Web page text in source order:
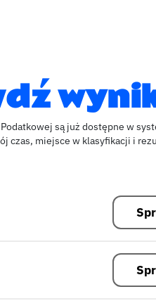
są już dostępne w
czas, miejsce w klasyfikacji i